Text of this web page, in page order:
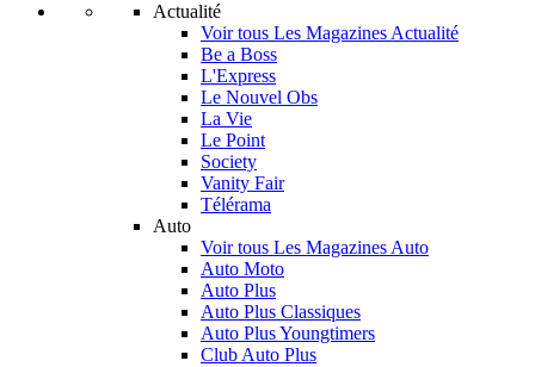
Actualité
Voir tous Les Magazines Actualité
Be a Boss
L'Express
Le Nouvel Obs
La Vie
Le Point
Society
Vanity Fair
Télérama
Auto
Voir tous Les Magazines Auto
Auto Moto
Auto Plus
Auto Plus Classiques
Auto Plus Youngtimers
Club Auto Plus